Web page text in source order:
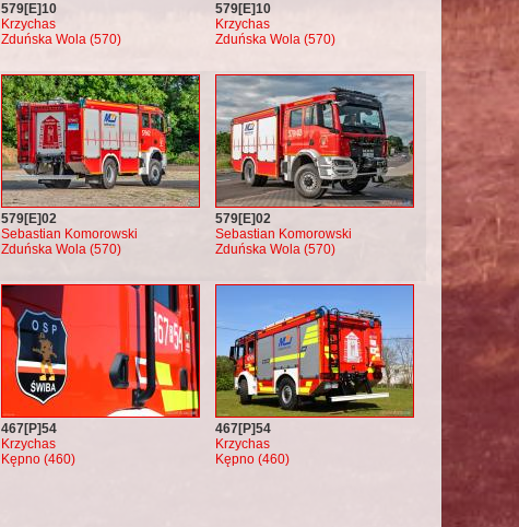
579[E]10
Krzychas
Zduńska Wola (570)
579[E]10
Krzychas
Zduńska Wola (570)
579[E]02
Sebastian Komorowski
Zduńska Wola (570)
579[E]02
Sebastian Komorowski
Zduńska Wola (570)
467[P]54
Krzychas
Kępno (460)
467[P]54
Krzychas
Kępno (460)